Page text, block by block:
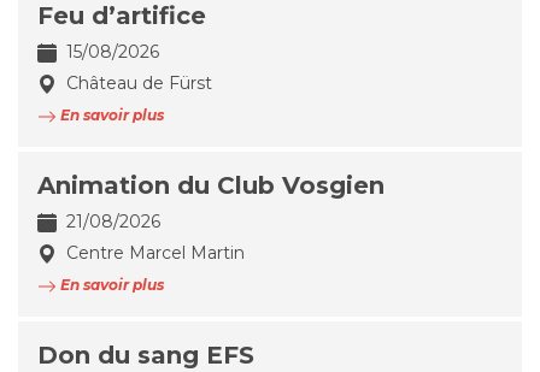
Feu d’artifice
15/08/2026
Château de Fürst
En savoir plus
Animation du Club Vosgien
21/08/2026
Centre Marcel Martin
En savoir plus
Don du sang EFS